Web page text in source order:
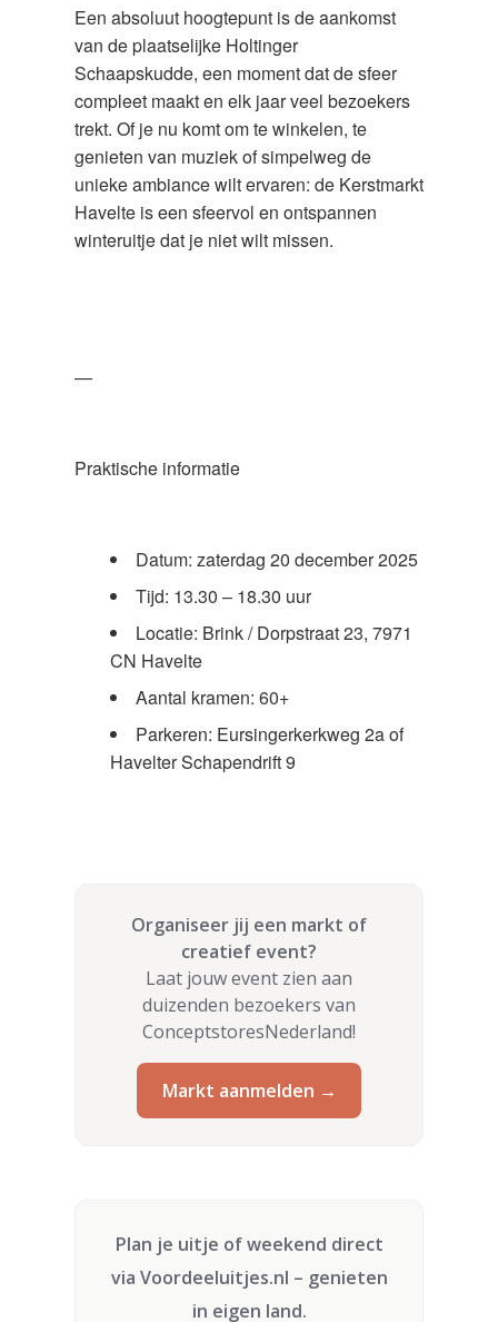
Een absoluut hoogtepunt is de aankomst
van de plaatselijke Holtinger
Schaapskudde, een moment dat de sfeer
compleet maakt en elk jaar veel bezoekers
trekt. Of je nu komt om te winkelen, te
genieten van muziek of simpelweg de
unieke ambiance wilt ervaren: de Kerstmarkt
Havelte is een sfeervol en ontspannen
winteruitje dat je niet wilt missen.
—
Praktische informatie
Datum: zaterdag 20 december 2025
Tijd: 13.30 – 18.30 uur
Locatie: Brink / Dorpstraat 23, 7971
CN Havelte
Aantal kramen: 60+
Parkeren: Eursingerkerkweg 2a of
Havelter Schapendrift 9
Organiseer jij een markt of
creatief event?
Laat jouw event zien aan
duizenden bezoekers van
ConceptstoresNederland!
Markt aanmelden →
Plan je uitje of weekend direct
via Voordeeluitjes.nl – genieten
in eigen land.